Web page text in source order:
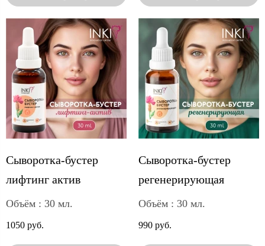
Сыворотка-бустер
лифтинг актив
Объём : 30 мл.
1050 руб.
Сыворотка-бустер
регенерирующая
Объём : 30 мл.
990 руб.